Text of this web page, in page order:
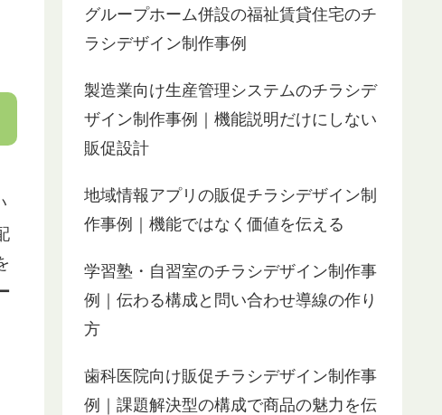
グループホーム併設の福祉賃貸住宅のチ
ラシデザイン制作事例
製造業向け生産管理システムのチラシデ
ザイン制作事例｜機能説明だけにしない
販促設計
地域情報アプリの販促チラシデザイン制
作事例｜機能ではなく価値を伝える
学習塾・自習室のチラシデザイン制作事
例｜伝わる構成と問い合わせ導線の作り
方
歯科医院向け販促チラシデザイン制作事
例｜課題解決型の構成で商品の魅力を伝